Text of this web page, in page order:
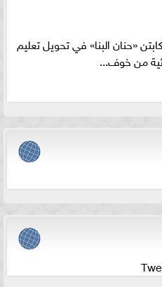
«حنان البنا» في تحويل تعليم
من خوف...